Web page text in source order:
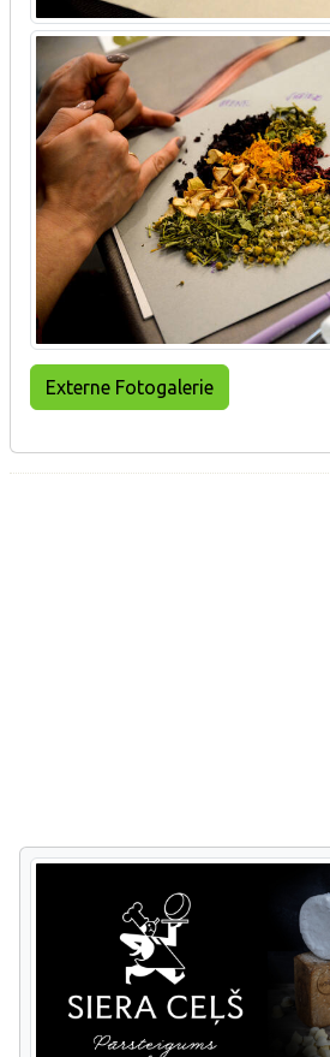
Externe Fotogalerie